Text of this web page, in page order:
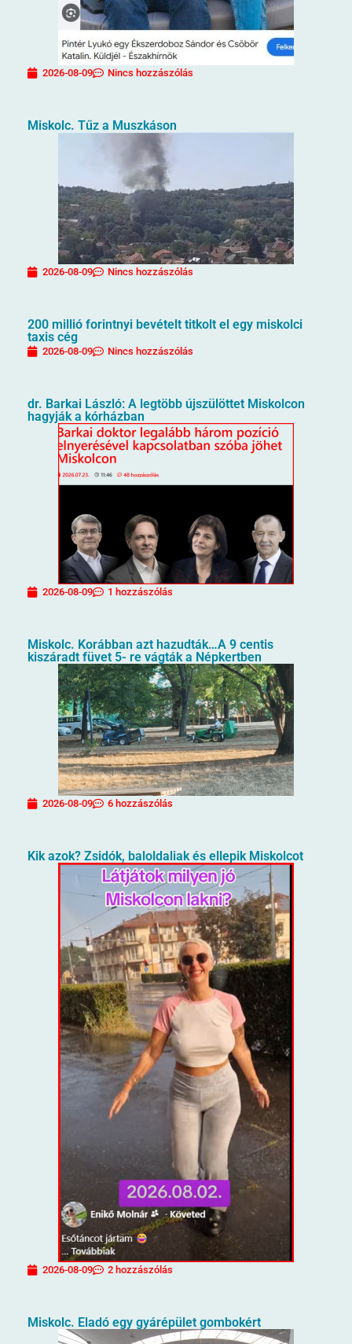
2026-08-09 Nincs hozzászólás
Miskolc. Tűz a Muszkáson
2026-08-09 Nincs hozzászólás
200 millió forintnyi bevételt titkolt el egy miskolci
taxis cég
2026-08-09 Nincs hozzászólás
dr. Barkai László: A legtöbb újszülöttet Miskolcon
hagyják a kórházban
2026-08-09 1 hozzászólás
Miskolc. Korábban azt hazudták…A 9 centis
kiszáradt füvet 5- re vágták a Népkertben
2026-08-09 6 hozzászólás
Kik azok? Zsidók, baloldaliak és ellepik Miskolcot
2026-08-09 2 hozzászólás
Miskolc. Eladó egy gyárépület gombokért